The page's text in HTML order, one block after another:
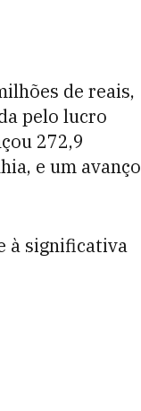
de reais,
pelo lucro
272,9
e um avanço
à significativa